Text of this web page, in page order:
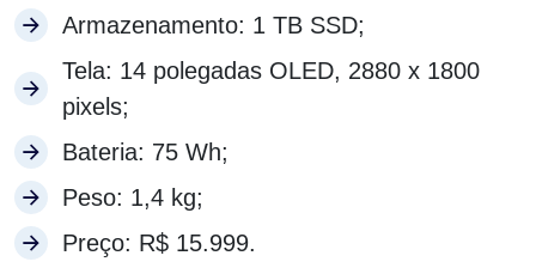
Armazenamento: 1 TB SSD;
Tela: 14 polegadas OLED, 2880 x 1800
pixels;
Bateria: 75 Wh;
Peso: 1,4 kg;
Preço: R$ 15.999.